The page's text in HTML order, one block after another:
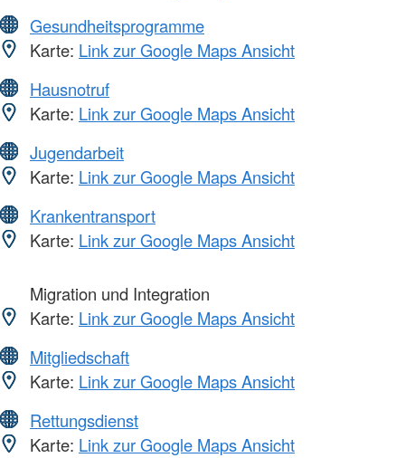
Gesundheitsprogramme
Karte: Link zur Google Maps Ansicht
Hausnotruf
Karte: Link zur Google Maps Ansicht
Jugendarbeit
Karte: Link zur Google Maps Ansicht
Krankentransport
Karte: Link zur Google Maps Ansicht
Migration und Integration
Karte: Link zur Google Maps Ansicht
Mitgliedschaft
Karte: Link zur Google Maps Ansicht
Rettungsdienst
Karte: Link zur Google Maps Ansicht